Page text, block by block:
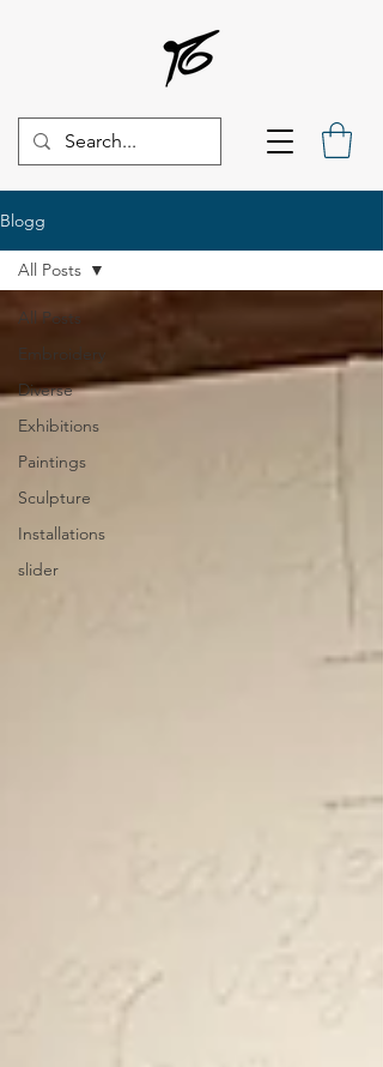
Blogg
All Posts
Embroidery
Diverse
Exhibitions
Paintings
Sculpture
Installations
slider
All Posts